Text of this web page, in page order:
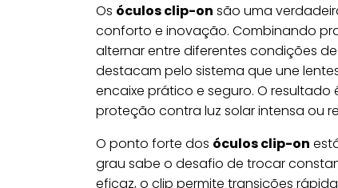
Os óculos clip-on são uma
conforto e inovação. Combinando
alternar entre diferentes condições
destacam pelo sistema que une
encaixe prático e seguro. O
proteção contra luz solar intensa ou
O ponto forte dos óculos clip-on
grau sabe o desafio de trocar
eficaz, o clip permite transições